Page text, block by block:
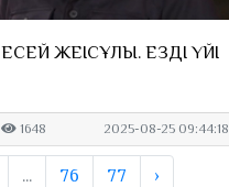
ЕСЕЙ ЖЕҢІСҰЛЫ. ЕЗДІҢ ҮЙІ
1648 2025-08-25 09:44:18
... 76 77 ›